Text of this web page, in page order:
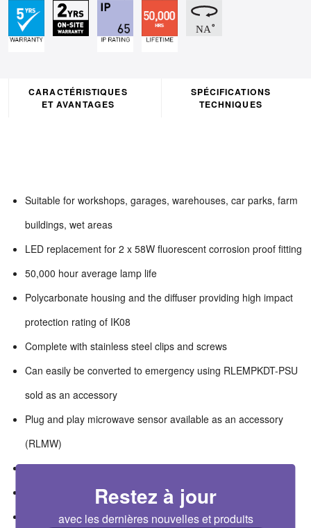
CARACTÉRISTIQUES
ET AVANTAGES
SPÉCIFICATIONS
TECHNIQUES
Suitable for workshops, garages, warehouses, car parks, farm
buildings, wet areas
LED replacement for 2 x 58W fluorescent corrosion proof fitting
50,000 hour average lamp life
Polycarbonate housing and the diffuser providing high impact
protection rating of IK08
Complete with stainless steel clips and screws
Can easily be converted to emergency using RLEMPKDT-PSU
sold as an accessory
Plug and play microwave sensor available as an accessory
(RLMW)
High efficacy of 125lm/W
Wide ambient temperature operation range of -20°C +40°C
Suitable for switching by PIR, Microwave or Photocell
Restez à jour
avec les dernières nouvelles et produits